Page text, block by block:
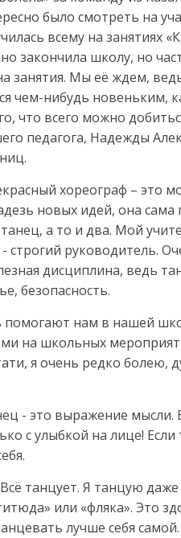
было смотреть на
всему на занятиях
закончила школу, но
занятия. Мы её ждем,
чем-нибудь новеньким,
что всего можно
педагога, Надежды
хореограф – это
новых идей, она
а то и два. Мой
строгий руководитель.
дисциплина, ведь
безопасность.
помогают нам в нашей
на школьных
я очень редко болею,
- это выражение мысли.
с улыбкой на лице!
танцует. Я танцую
или «фляка». Это
лучше себя